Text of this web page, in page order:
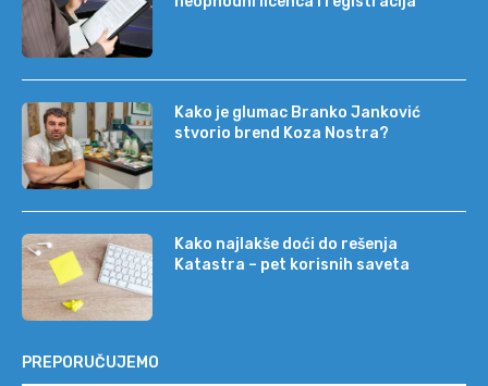
Kako je glumac Branko Janković
stvorio brend Koza Nostra?
Kako najlakše doći do rešenja
Katastra – pet korisnih saveta
PREPORUČUJEMO